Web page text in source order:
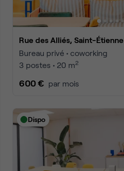
Rue des Alliés, Saint-Étienne
Bureau privé • coworking
3 postes • 20 m2
600 € par mois
Dispo